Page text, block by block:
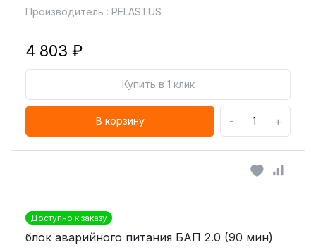
Производитель : PELASTUS
4 803 ₽
Купить в 1 клик
В корзину - +
Доступно к заказу
блок аварийного питания БАП 2.0 (90 мин)